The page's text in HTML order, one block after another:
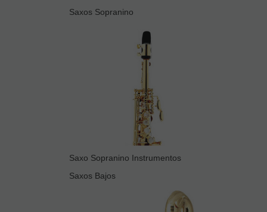
Saxos Sopranino
Saxo Sopranino Instrumentos
Saxos Bajos